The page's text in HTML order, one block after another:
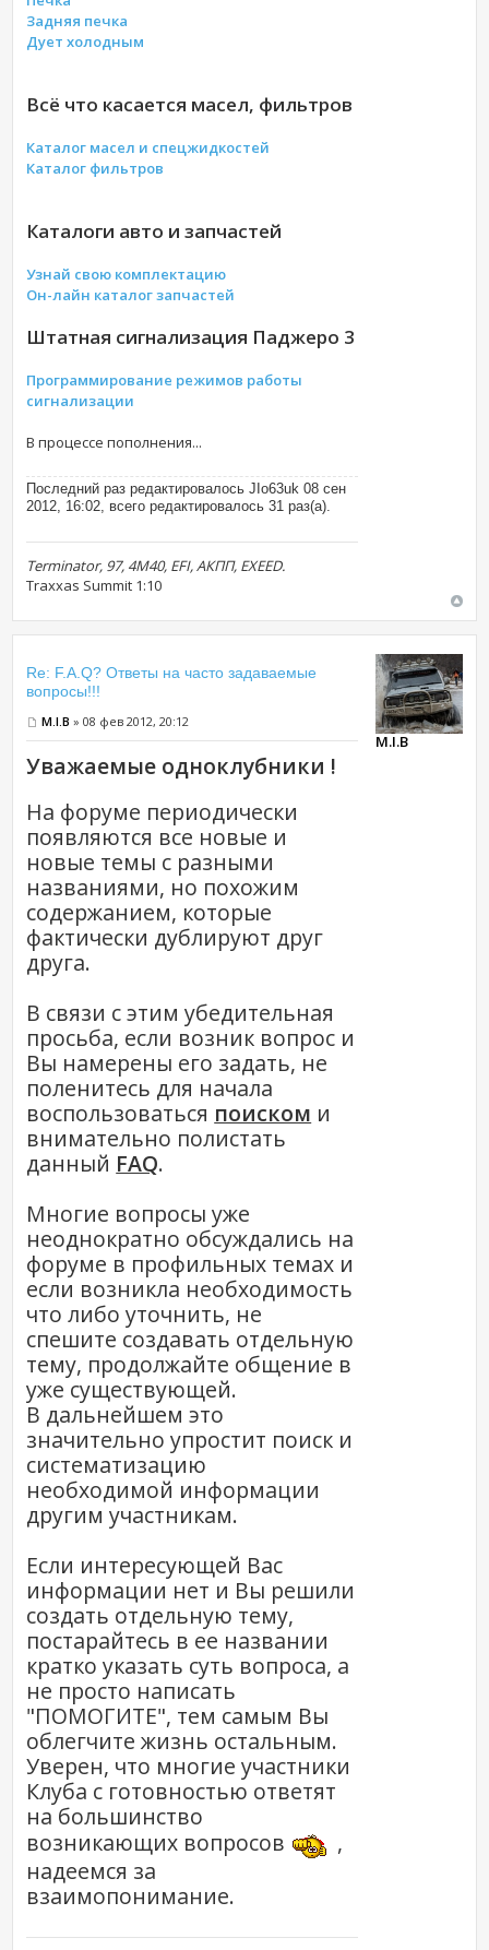
Задняя печка
Дует холодным
Всё что касается масел, фильтров
Каталог масел и спецжидкостей
Каталог фильтров
Каталоги авто и запчастей
Узнай свою комплектацию
Он-лайн каталог запчастей
Штатная сигнализация Паджеро 3
Программирование режимов работы
сигнализации
В процессе пополнения...
Последний раз редактировалось JIo63uk 08 сен
2012, 16:02, всего редактировалось 31 раз(а).
Terminator, 97, 4M40, EFI, АКПП, EXEED.
Traxxas Summit 1:10
Re: F.A.Q? Ответы на часто задаваемые
вопросы!!!
M.I.B » 08 фев 2012, 20:12
Уважаемые одноклубники !
На форуме периодически
появляются все новые и
новые темы с разными
названиями, но похожим
содержанием, которые
фактически дублируют друг
друга.
В связи с этим убедительная
просьба, если возник вопрос и
Вы намерены его задать, не
поленитесь для начала
воспользоваться поиском и
внимательно полистать
данный FAQ.
Многие вопросы уже
неоднократно обсуждались на
форуме в профильных темах и
если возникла необходимость
что либо уточнить, не
спешите создавать отдельную
тему, продолжайте общение в
уже существующей.
В дальнейшем это
значительно упростит поиск и
систематизацию
необходимой информации
другим участникам.
Если интересующей Вас
информации нет и Вы решили
создать отдельную тему,
постарайтесь в ее названии
кратко указать суть вопроса, а
не просто написать
"ПОМОГИТЕ", тем самым Вы
облегчите жизнь остальным.
Уверен, что многие участники
Клуба с готовностью ответят
на большинство
возникающих вопросов
,
надеемся за
взаимопонимание.
M.I.B